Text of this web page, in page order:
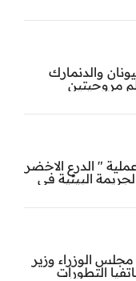
والدنمارك
مروحيتين
" الدرع الاخضر
البيئية في
الوزراء وزير
التطورات